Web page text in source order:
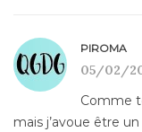
PIROMA
05/02/
Comme
mais j’avoue être